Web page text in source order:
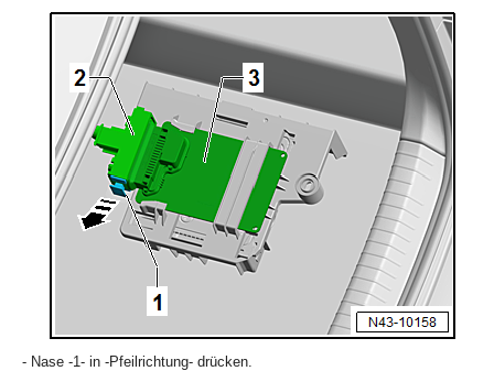
- Nase -1- in -Pfeilrichtung- drücken.